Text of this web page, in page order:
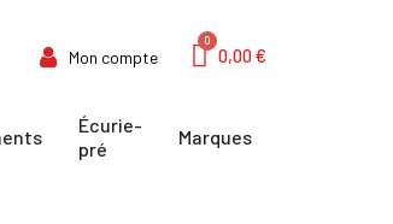
Mon compte 0,00 €
Écurie-
pré
Marques